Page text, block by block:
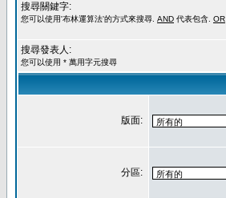
搜尋關鍵字:
您可以使用'布林運算法'的方式來搜尋. AND 代表包含. OR
搜尋發表人:
您可以使用 * 萬用字元搜尋
版面:
分區: